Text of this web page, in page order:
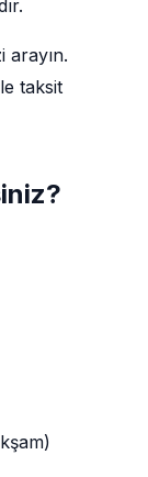
arayın.
taksit